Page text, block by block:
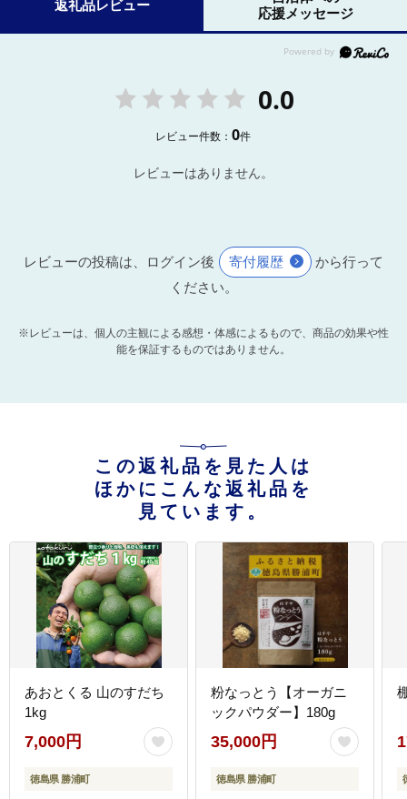
返礼品レビュー
応援メッセージ
0.0
レビュー件数：0件
レビューはありません。
レビューの投稿は、ログイン後 寄付履歴
から行って
ください。
※レビューは、個人の主観による感想・体感によるもので、商品の効果や性
能を保証するものではありません。
この返礼品を見た人は
ほかにこんな返礼品を
見ています。
あおとくる 山のすだち
1kg
7,000円
徳島県 勝浦町
粉なっとう【オーガニ
ックパウダー】180g
35,000円
徳島県 勝浦町